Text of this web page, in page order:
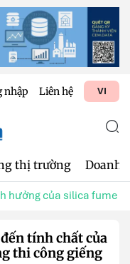
nhập Liên hệ VI
thị trường Doanh
hưởng của silica fume
tính chất của
thi công giếng